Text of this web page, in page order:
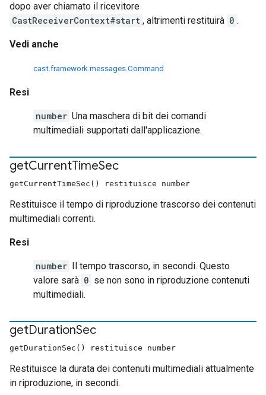
dopo aver chiamato il ricevitore
CastReceiverContext#start , altrimenti restituirà 0 .
Vedi anche
cast.framework.messages.Command
Resi
number Una maschera di bit dei comandi
multimediali supportati dall'applicazione.
getCurrentTimeSec
getCurrentTimeSec() restituisce number
Restituisce il tempo di riproduzione trascorso dei contenuti
multimediali correnti.
Resi
number Il tempo trascorso, in secondi. Questo
valore sarà 0 se non sono in riproduzione contenuti
multimediali.
getDurationSec
getDurationSec() restituisce number
Restituisce la durata dei contenuti multimediali attualmente
in riproduzione, in secondi.